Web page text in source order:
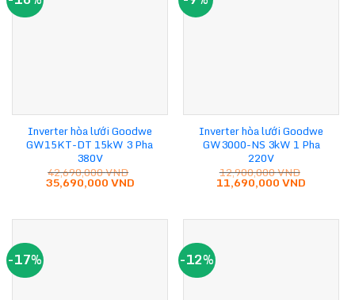
Inverter hòa lưới Goodwe
GW15KT-DT 15kW 3 Pha
380V
42,690,000VND
Giá
gốc
35,690,000VNDGiá
35,690,000 VND.
Inverter hòa lưới Goodwe
GW3000-NS 3kW 1 Pha
220V
12,900,000VND
Giá
gốc
11,690,000VND
-17% -12%